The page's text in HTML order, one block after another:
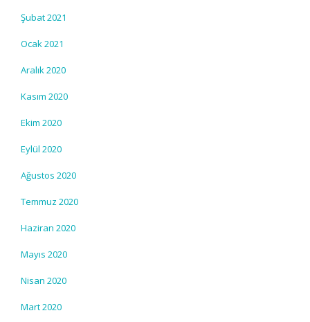
Şubat 2021
Ocak 2021
Aralık 2020
Kasım 2020
Ekim 2020
Eylül 2020
Ağustos 2020
Temmuz 2020
Haziran 2020
Mayıs 2020
Nisan 2020
Mart 2020